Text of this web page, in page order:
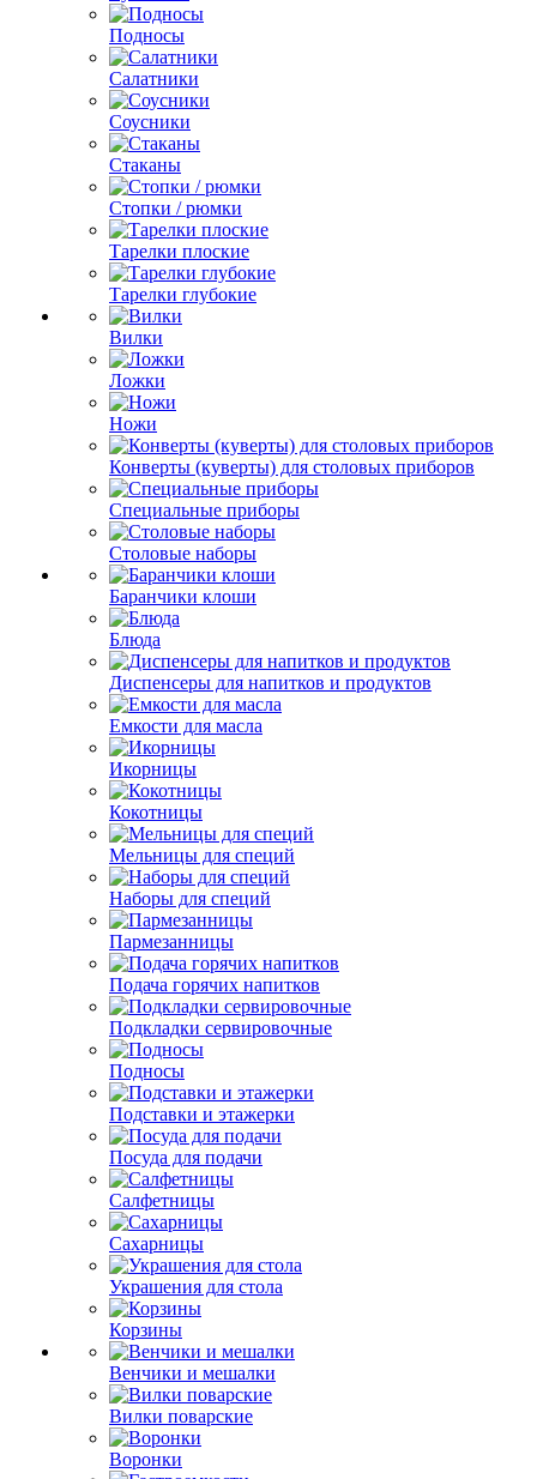
Подносы
Салатники
Соусники
Стаканы
Стопки / рюмки
Тарелки плоские
Тарелки глубокие
Вилки
Ложки
Ножи
Конверты (куверты) для столовых приборов
Специальные приборы
Столовые наборы
Баранчики клоши
Блюда
Диспенсеры для напитков и продуктов
Емкости для масла
Икорницы
Кокотницы
Мельницы для специй
Наборы для специй
Пармезанницы
Подача горячих напитков
Подкладки сервировочные
Подносы
Подставки и этажерки
Посуда для подачи
Салфетницы
Сахарницы
Украшения для стола
Корзины
Венчики и мешалки
Вилки поварские
Воронки